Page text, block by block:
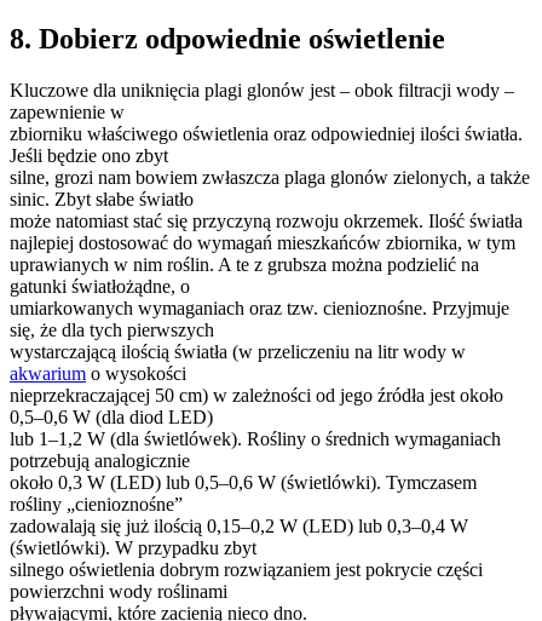
8. Dobierz odpowiednie oświetlenie
Kluczowe dla uniknięcia plagi glonów jest – obok filtracji wody –
zapewnienie w
zbiorniku właściwego oświetlenia oraz odpowiedniej ilości światła.
Jeśli będzie ono zbyt
silne, grozi nam bowiem zwłaszcza plaga glonów zielonych, a także
sinic. Zbyt słabe światło
może natomiast stać się przyczyną rozwoju okrzemek. Ilość światła
najlepiej dostosować do wymagań mieszkańców zbiornika, w tym
uprawianych w nim roślin. A te z grubsza można podzielić na
gatunki światłożądne, o
umiarkowanych wymaganiach oraz tzw. cienioznośne. Przyjmuje
się, że dla tych pierwszych
wystarczającą ilością światła (w przeliczeniu na litr wody w
akwarium o wysokości
nieprzekraczającej 50 cm) w zależności od jego źródła jest około
0,5–0,6 W (dla diod LED)
lub 1–1,2 W (dla świetlówek). Rośliny o średnich wymaganiach
potrzebują analogicznie
około 0,3 W (LED) lub 0,5–0,6 W (świetlówki). Tymczasem
rośliny „cienioznośne”
zadowalają się już ilością 0,15–0,2 W (LED) lub 0,3–0,4 W
(świetlówki). W przypadku zbyt
silnego oświetlenia dobrym rozwiązaniem jest pokrycie części
powierzchni wody roślinami
pływającymi, które zacienią nieco dno.